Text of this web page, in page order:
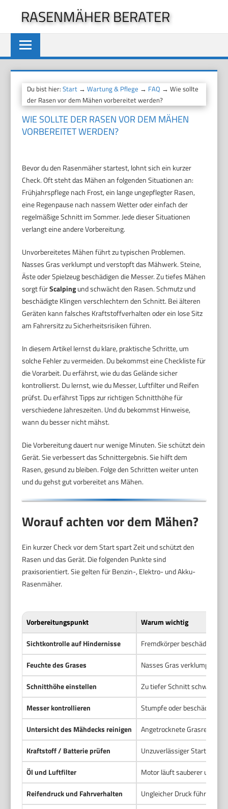
springen
RASENMÄHER BERATER
Du bist hier:Start →Wartung & Pflege → FAQ → Wie sollte
der Rasen vor dem Mähen vorbereitet werden?
WIE SOLLTE DER RASEN VOR DEM MÄHEN
VORBEREITET WERDEN?
Bevor du den Rasenmäher startest, lohnt sich ein kurzer
Check. Oft steht das Mähen an folgenden Situationen an:
Frühjahrspflege nach Frost, ein lange ungepflegter Rasen,
eine Regenpause nach nassem Wetter oder einfach der
regelmäßige Schnitt im Sommer. Jede dieser Situationen
verlangt eine andere Vorbereitung.
Unvorbereitetes Mähen führt zu typischen Problemen.
Nasses Gras verklumpt und verstopft das Mähwerk. Steine,
Äste oder Spielzeug beschädigen die Messer. Zu tiefes Mähen
sorgt fürScalpingund schwächt den Rasen. Schmutz und
beschädigte Klingen verschlechtern den Schnitt. Bei älteren
Geräten kann falsches Kraftstoffverhalten oder ein lose Sitz
am Fahrersitz zu Sicherheitsrisiken führen.
In diesem Artikel lernst du klare, praktische Schritte, um
solche Fehler zu vermeiden. Du bekommst eine Checkliste für
die Vorarbeit. Du erfährst, wie du das Gelände sicher
kontrollierst. Du lernst, wie du Messer, Luftfilter und Reifen
prüfst. Du erfährst Tipps zur richtigen Schnitthöhe für
verschiedene Jahreszeiten. Und du bekommst Hinweise,
wann du besser nicht mähst.
Die Vorbereitung dauert nur wenige Minuten. Sie schützt dein
Gerät. Sie verbessert das Schnittergebnis. Sie hilft dem
Rasen, gesund zu bleiben. Folge den Schritten weiter unten
und du gehst gut vorbereitet ans Mähen.
Worauf achten vor dem Mähen?
Ein kurzer Check vor dem Start spart Zeit und schützt den
Rasen und das Gerät. Die folgenden Punkte sind
praxisorientiert. Sie gelten für Benzin-, Elektro- und Akku-
Rasenmäher.
Vorbereitungspunkt
Warum wichtig
Sichtkontrolle auf Hindernisse
Fremdkörper beschädigen
Feuchte des Grases
Nasses Gras verklumpt.
Schnitthöhe einstellen
Zu tiefer Schnitt schwächt
Messer kontrollieren
Stumpfe oder beschädigte
Untersicht des Mähdecks reinigen
Angetrocknete Grasreste
Kraftstoff / Batterie prüfen
Unzuverlässiger Start
Öl und Luftfilter
Motor läuft sauberer und
Reifendruck und Fahrverhalten
Ungleicher Druck führt zu